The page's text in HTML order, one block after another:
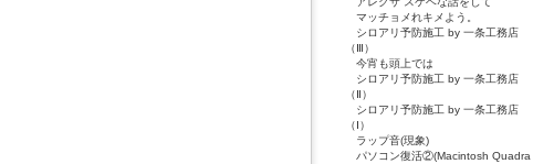
マッチョメれキメよう。
シロアリ予防施工 by 一条工務店
（Ⅲ）
今宵も頭上では
シロアリ予防施工 by 一条工務店
（Ⅱ）
シロアリ予防施工 by 一条工務店
（Ⅰ）
ラップ音(現象)
パソコン復活②(Macintosh Quadra